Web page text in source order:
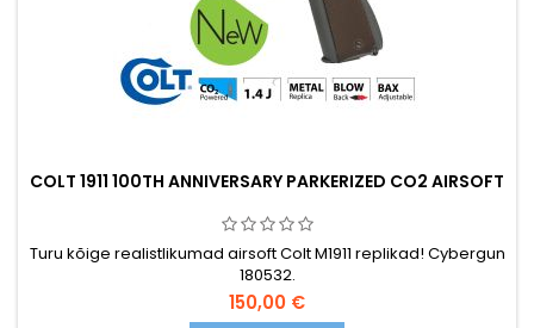
COLT 1911 100TH ANNIVERSARY PARKERIZED CO2 AIRSOFT
Turu kõige realistlikumad airsoft Colt M1911 replikad! Cybergun
180532.
150,00 €